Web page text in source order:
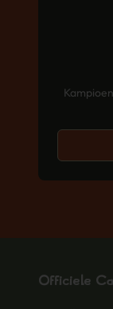
Officiële